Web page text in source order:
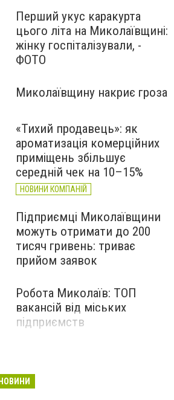
Перший укус каракурта
цього літа на Миколаївщині:
жінку госпіталізували, -
ФОТО
Миколаївщину накриє гроза
«Тихий продавець»: як
ароматизація комерційних
приміщень збільшує
середній чек на 10–15%
НОВИНИ КОМПАНІЙ
Підприємці Миколаївщини
можуть отримати до 200
тисяч гривень: триває
прийом заявок
Робота Миколаїв: ТОП
вакансій від міських
підприємств